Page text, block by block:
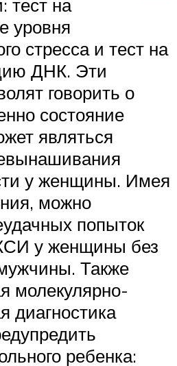
тест на
уровня
стресса и тест на
ДНК. Эти
говорить о
состояние
являться
у женщины. Имея
можно
попыток
у женщины без
Также
молекулярно-
диагностика
ребенка: